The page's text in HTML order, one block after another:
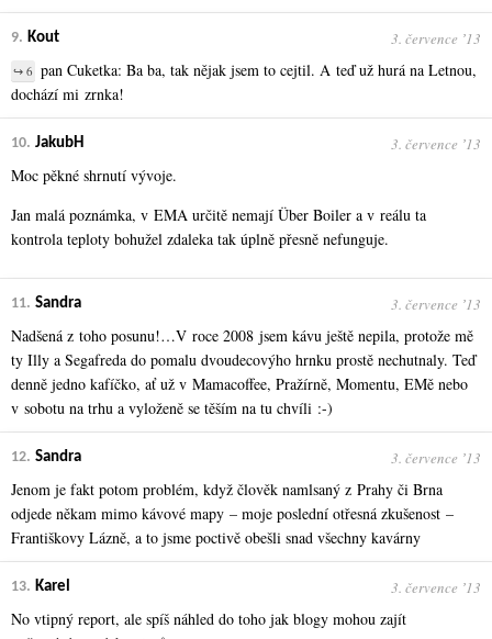
9. Kout 3. července ʼ13
↪ 6 pan Cuketka: Ba ba, tak nějak jsem to cejtil. A teď už hurá na Letnou,
dochází mi zrnka!
10. JakubH 3. července ʼ13
Moc pěkné shrnutí vývoje.
Jan malá poznámka, v EMA určitě nemají Über Boiler a v reálu ta
kontrola teploty bohužel zdaleka tak úplně přesně nefunguje.
11. Sandra 3. července ʼ13
Nadšená z toho posunu!…V roce 2008 jsem kávu ještě nepila, protože mě
ty Illy a Segafreda do pomalu dvoudecovýho hrnku prostě nechutnaly. Teď
denně jedno kafíčko, ať už v Mamacoffee, Pražírně, Momentu, EMě nebo
v sobotu na trhu a vyloženě se těším na tu chvíli :-)
12. Sandra 3. července ʼ13
Jenom je fakt potom problém, když člověk namlsaný z Prahy či Brna
odjede někam mimo kávové mapy – moje poslední otřesná zkušenost –
Františkovy Lázně, a to jsme poctivě obešli snad všechny kavárny
13. Karel 3. července ʼ13
No vtipný report, ale spíš náhled do toho jak blogy mohou zajít